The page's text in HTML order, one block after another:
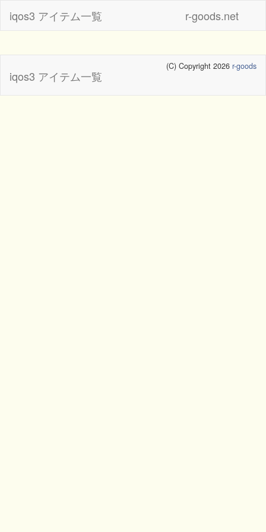
iqos3 アイテム一覧 r-goods.net
iqos3 アイテム一覧
(C) Copyright 2026 r-goods